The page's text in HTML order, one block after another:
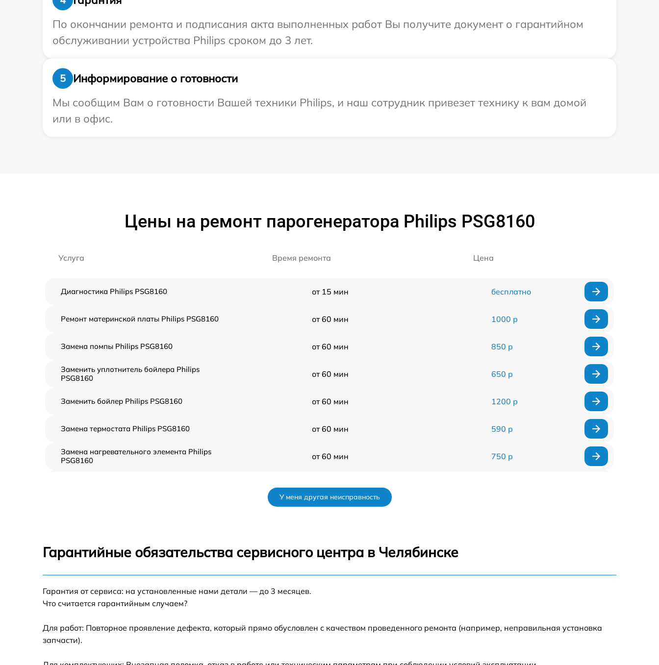
По окончании ремонта и подписания акта выполненных работ Вы получите документ о гарантийном
обслуживании устройства Philips сроком до 3 лет.
5
Информирование о готовности
Мы сообщим Вам о готовности Вашей техники Philips, и наш сотрудник привезет технику к вам домой
или в офис.
Цены на ремонт парогенератора Philips PSG8160
Услуга Время ремонта Цена
Диагностика Philips PSG8160 от 15 мин бесплатно
Ремонт материнской платы Philips PSG8160 от 60 мин 1000 р
Замена помпы Philips PSG8160 от 60 мин 850 р
Заменить уплотнитель бойлера Philips
PSG8160
от 60 мин 650 р
Заменить бойлер Philips PSG8160 от 60 мин 1200 р
Замена термостата Philips PSG8160 от 60 мин 590 р
Замена нагревательного элемента Philips
PSG8160
от 60 мин 750 р
Корпусный ремонт (замена резинок,
креплений, кнопок) Philips PSG8160
У меня другая неисправность
Гарантийные обязательства сервисного центра в Челябинске
Гарантия от сервиса: на установленные нами детали — до 3 месяцев.
Что считается гарантийным случаем?
Для работ: Повторное проявление дефекта, который прямо обусловлен с качеством проведенного ремонта (например, неправильная установка
запчасти).